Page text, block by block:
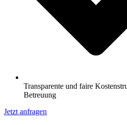
Transparente und faire
Betreuung
Jetzt anfragen